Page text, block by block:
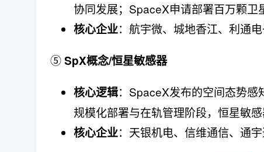
协同发展；SpaceX申请部署百万颗卫
核心企业：航宇微、城地香江、利通
⑤SpX概念/恒星敏感器
核心逻辑：SpaceX发布的空间态势
规模化部署与在轨管理阶段，恒星敏
核心企业：天银机电、信维通信、通